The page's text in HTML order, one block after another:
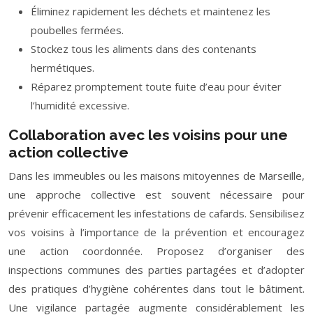
Éliminez rapidement les déchets et maintenez les
poubelles fermées.
Stockez tous les aliments dans des contenants
hermétiques.
Réparez promptement toute fuite d’eau pour éviter
l’humidité excessive.
Collaboration avec les voisins pour une
action collective
Dans les immeubles ou les maisons mitoyennes de Marseille,
une approche collective est souvent nécessaire pour
prévenir efficacement les infestations de cafards. Sensibilisez
vos voisins à l’importance de la prévention et encouragez
une action coordonnée. Proposez d’organiser des
inspections communes des parties partagées et d’adopter
des pratiques d’hygiène cohérentes dans tout le bâtiment.
Une vigilance partagée augmente considérablement les